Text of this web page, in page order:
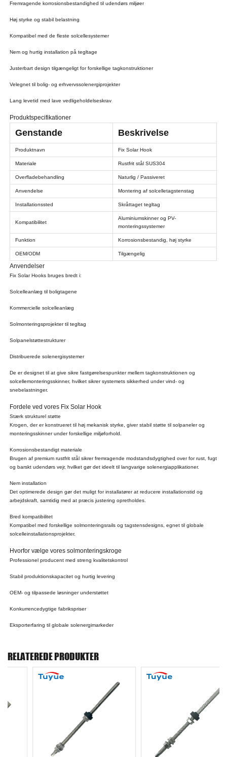
Fremragende korrosionsbestandighed til udendørs miljøer
Høj styrke og stabil belastning
Kompatibel med de fleste solcellesystemer
Nem og hurtig installation på tegltage
Justerbart design tilgængeligt for forskellige tagkonstruktioner
Velegnet til bolig- og erhvervssolenergiprojekter
Lang levetid med lave vedligeholdelseskrav
Produktspecifikationer
Genstande Beskrivelse
Produktnavn Fix Solar Hook
Materiale Rustfrit stål SUS304
Overfladebehandling Naturlig / Passiveret
Anvendelse Montering af solcelletagstenstag
Installationssted Skråttaget tegltag
Kompatibilitet
Aluminiumskinner og PV-
monteringssystemer
Funktion Korrosionsbestandig, høj styrke
OEM/ODM Tilgængelig
Anvendelser
Fix Solar Hooks bruges bredt i:
Solcelleanlæg til boligtagene
Kommercielle solcelleanlæg
Solmonteringsprojekter til tegltag
Solpanelstøttestrukturer
Distribuerede solenergisystemer
De er designet til at give sikre fastgørelsespunkter mellem tagkonstruktionen og
solcellemonteringsskinner, hvilket sikrer systemets sikkerhed under vind- og
snebelastninger.
Fordele ved vores Fix Solar Hook
Stærk strukturel støtte
Krogen, der er konstrueret til høj mekanisk styrke, giver stabil støtte til solpaneler og
monteringsskinner under forskellige miljøforhold.
Korrosionsbestandigt materiale
Brugen af premium rustfrit stål sikrer fremragende modstandsdygtighed over for rust, fugt
og barskt udendørs vejr, hvilket gør det ideelt til langvarige solenergiapplikationer.
Nem installation
Det optimerede design gør det muligt for installatører at reducere installationstid og
arbejdskraft, samtidig med at præcis justering opretholdes.
Bred kompatibilitet
Kompatibel med forskellige solmonteringsrails og tagstensdesigns, egnet til globale
solcelleinstallationsprojekter.
Hvorfor vælge vores solmonteringskroge
Professionel producent med streng kvalitetskontrol
Stabil produktionskapacitet og hurtig levering
OEM- og tilpassede løsninger understøttet
Konkurrencedygtige fabrikspriser
Eksporterfaring til globale solenergimarkeder
RELATEREDE PRODUKTER